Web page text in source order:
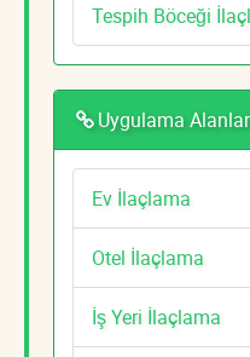
Tespih Böceği
Uygulama
Ev İlaçlama
Otel İlaçlama
İş Yeri İlaçlama